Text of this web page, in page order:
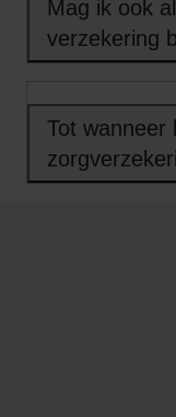
Mag ik ook
verzekering
Tot wanneer